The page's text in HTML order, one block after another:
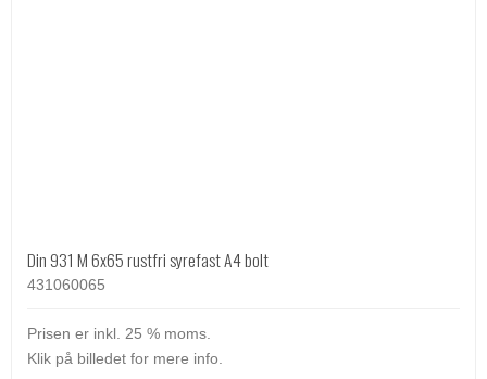
Din 931 M 6x65 rustfri syrefast A4 bolt
431060065
Prisen er inkl. 25 % moms.
Klik på billedet for mere info.